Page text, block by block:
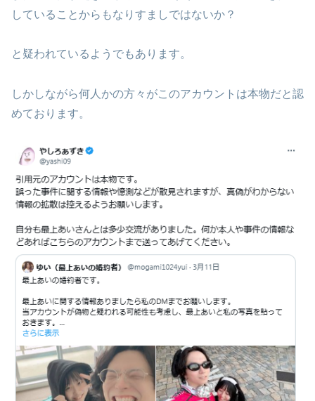
していることからもなりすましではないか？
と疑われているようでもあります。
しかしながら何人かの方々がこのアカウントは本物だと認
めております。